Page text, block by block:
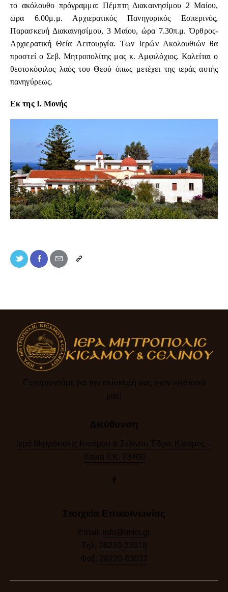
το ακόλουθο πρόγραμμα: Πέμπτη Διακαινησίμου 2 Μαίου,
ώρα 6.00μ.μ. Αρχιερατικός Πανηγυρικός Εσπερινός,
Παρασκευή Διακαινησίμου, 3 Μαίου, ώρα 7.30π.μ. Όρθρος-
Αρχιερατική Θεία Λειτουργία. Των Ιερών Ακολουθιών θα
προστεί ο Σεβ. Μητροπολίτης μας κ. Αμφιλόχιος. Καλείται ο
θεοτοκόφιλος λαός του Θεού όπως μετέχει της ιεράς αυτής
πανηγύρεως.
Εκ της Ι. Μονής
Ευχαριστούμε για την επίσκεψή σας στον ιστότοπό
μας!​
Διεύθυνση
Ιερά Μητρόπολις Κισάμου & Σελίνου Έδρα: Κίσαμος –
Χανιά Τ.Κ. 73400
Στοιχεία Επικοινωνίας
Email: info@imks.gr
Τηλ: 28220-22018
Φαξ: 28220-83037